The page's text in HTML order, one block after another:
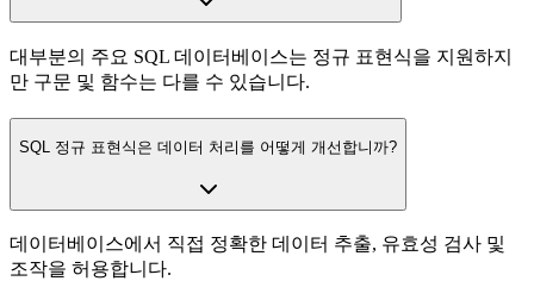
대부분의 주요 SQL 데이터베이스는 정규 표현식을 지원하지
만 구문 및 함수는 다를 수 있습니다.
SQL 정규 표현식은 데이터 처리를 어떻게 개선합니까?
데이터베이스에서 직접 정확한 데이터 추출, 유효성 검사 및
조작을 허용합니다.